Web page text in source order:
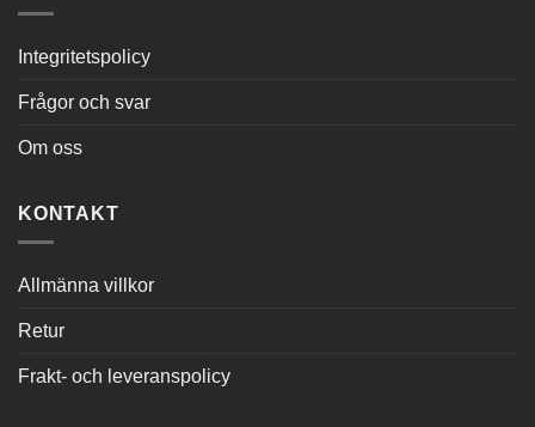
Integritetspolicy
Frågor och svar
Om oss
KONTAKT
Allmänna villkor
Retur
Frakt- och leveranspolicy